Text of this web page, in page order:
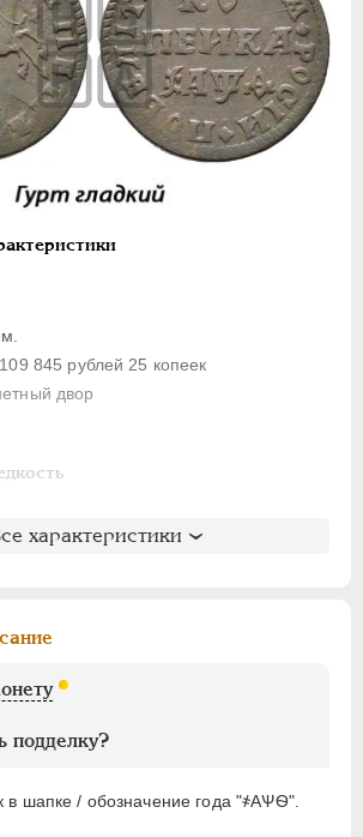
845 рублей 25 копеек
двор
характеристики
подделку?
в шапке / обозначение года "҂АѰѲ".
1727
1762
1796
1825
1881
1917-1918
1768-1918